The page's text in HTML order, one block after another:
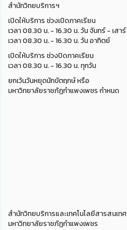
สำนักวิทยบริการฯ
เปิดให้บริการ ช่วงเปิดภาคเรียน
เวลา 08.30 น. - 16.30 น. วัน จันทร์ - เสาร์
เวลา 08.30 น. - 16.30 น. วัน อาทิตย์
เปิดให้บริการ ช่วงปิดภาคเรียน
เวลา 08.30 น. - 16.30 น. ทุกวัน
ยกเว้นวันหยุดนักขัตฤกษ์ หรือ
มหาวิทยาลัยราชภัฏกำแพงเพชร กำหนด
สำนักวิทยบริการและเทคโนโลยีสารสนเทศ
มหาวิทยาลัยราชภัฏกำแพงเพชร